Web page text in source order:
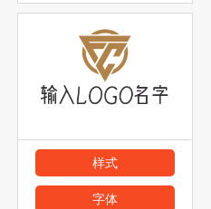
样式
字体